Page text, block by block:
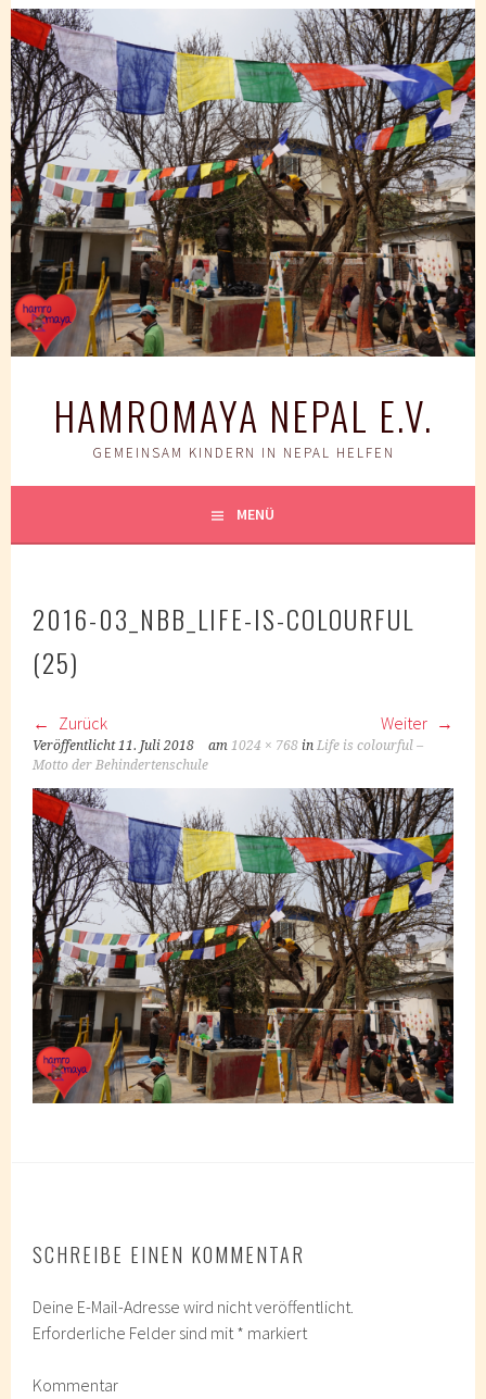
Springe
zum
Inhalt
HAMROMAYA NEPAL E.V.
GEMEINSAM KINDERN IN NEPAL HELFEN
MENÜ
2016-03_NBB_LIFE-IS-COLOURFUL
(25)
Zurück Weiter
Veröffentlicht11. Juli 2018 am1024 × 768 inLife is colourful –
Motto der Behindertenschule
SCHREIBE EINEN KOMMENTAR
Deine E-Mail-Adresse wird nicht veröffentlicht.
Erforderliche Felder sind mit* markiert
Kommentar